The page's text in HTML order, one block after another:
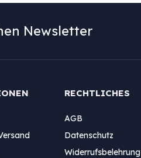
Newsletter
RECHTLICHES
AGB
Datenschutz
Widerrufsbelehrung